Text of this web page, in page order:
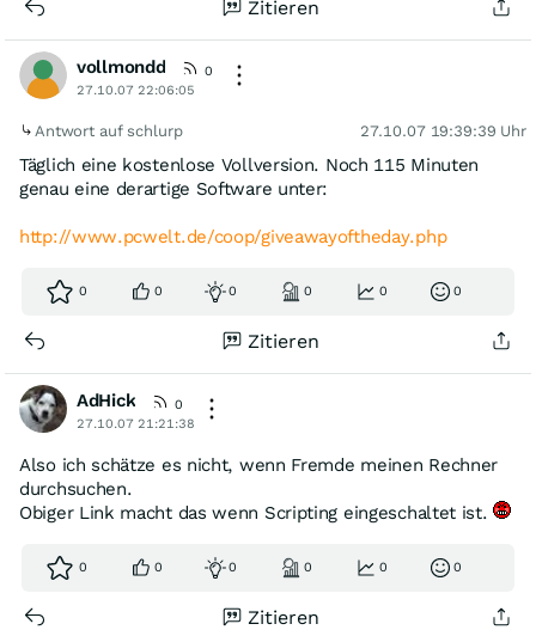
Zitieren
vollmondd
0
27.10.07 22:06:05
Antwort auf schlurp 27.10.07 19:39:39 Uhr
Täglich eine kostenlose Vollversion. Noch 115 Minuten
genau eine derartige Software unter:
http://www.pcwelt.de/coop/giveawayoftheday.php
0 0 0 0 0 0
Zitieren
AdHick
0
27.10.07 21:21:38
Also ich schätze es nicht, wenn Fremde meinen Rechner
durchsuchen.
Obiger Link macht das wenn Scripting eingeschaltet ist.
0 0 0 0 0 0
Zitieren